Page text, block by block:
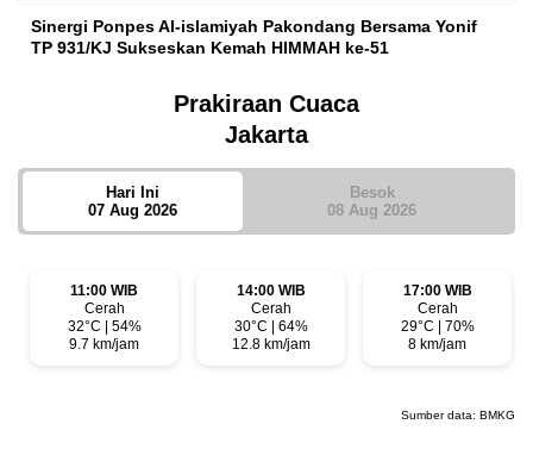
Sinergi Ponpes Al-islamiyah Pakondang Bersama Yonif
TP 931/KJ Sukseskan Kemah HIMMAH ke-51
Prakiraan Cuaca
Jakarta
Hari Ini
07 Aug 2026
Besok
08 Aug 2026
11:00 WIB
Cerah
32°C | 54%
9.7 km/jam
14:00 WIB
Cerah
30°C | 64%
12.8 km/jam
17:00 WIB
Cerah
29°C | 70%
8 km/jam
Sumber data: BMKG